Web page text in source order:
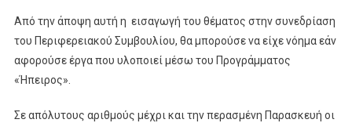
Από την άποψη αυτή η εισαγωγή του θέματος στην συνεδρίαση
του Περιφερειακού Συμβουλίου, θα μπορούσε να είχε νόημα εάν
αφορούσε έργα που υλοποιεί μέσω του Προγράμματος
«Ήπειρος».
Σε απόλυτους αριθμούς μέχρι και την περασμένη Παρασκευή οι